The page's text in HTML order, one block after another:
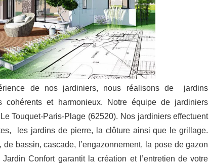
de nos jardiniers, nous réalisons de jardins
cohérents et harmonieux. Notre équipe de jardiniers
Touquet-Paris-Plage (62520). Nos jardiniers effectuent
les jardins de pierre, la clôture ainsi que le grillage.
bassin, cascade, l’engazonnement, la pose de gazon
Confort garantit la création et l’entretien de votre